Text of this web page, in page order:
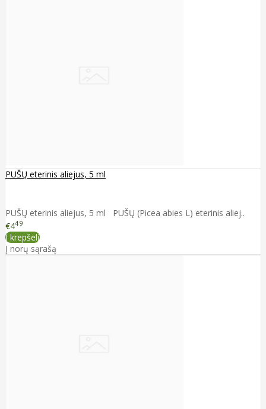
PUŠŲ eterinis aliejus, 5 ml
PUŠŲ eterinis aliejus, 5 ml PUŠŲ (Picea abies L) eterinis aliej..
€449
Į krepšelį
Į norų sąrašą